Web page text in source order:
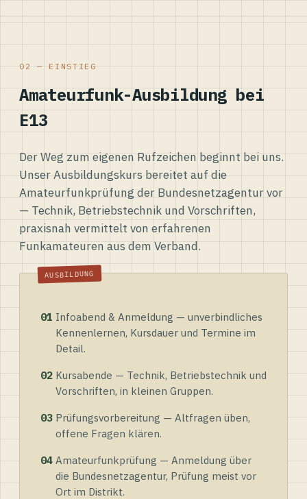
02 — EINSTIEG
Amateurfunk-Ausbildung bei
E13
Der Weg zum eigenen Rufzeichen beginnt bei uns.
Unser Ausbildungskurs bereitet auf die
Amateurfunkprüfung der Bundesnetzagentur vor
— Technik, Betriebstechnik und Vorschriften,
praxisnah vermittelt von erfahrenen
Funkamateuren aus dem Verband.
01 Infoabend & Anmeldung — unverbindliches
Kennenlernen, Kursdauer und Termine im
Detail.
02 Kursabende — Technik, Betriebstechnik und
Vorschriften, in kleinen Gruppen.
03 Prüfungsvorbereitung — Altfragen üben,
offene Fragen klären.
04 Amateurfunkprüfung — Anmeldung über
die Bundesnetzagentur, Prüfung meist vor
Ort im Distrikt.